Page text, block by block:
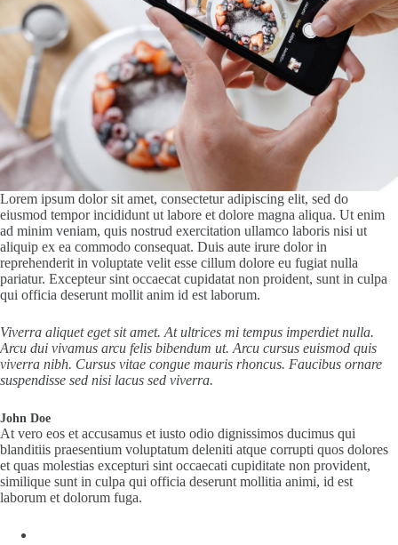
Lorem ipsum dolor sit amet, consectetur adipiscing elit, sed do
eiusmod tempor incididunt ut labore et dolore magna aliqua. Ut enim
ad minim veniam, quis nostrud exercitation ullamco laboris nisi ut
aliquip ex ea commodo consequat. Duis aute irure dolor in
reprehenderit in voluptate velit esse cillum dolore eu fugiat nulla
pariatur. Excepteur sint occaecat cupidatat non proident, sunt in culpa
qui officia deserunt mollit anim id est laborum.
Viverra aliquet eget sit amet. At ultrices mi tempus imperdiet nulla.
Arcu dui vivamus arcu felis bibendum ut. Arcu cursus euismod quis
viverra nibh. Cursus vitae congue mauris rhoncus. Faucibus ornare
suspendisse sed nisi lacus sed viverra.
John Doe
At vero eos et accusamus et iusto odio dignissimos ducimus qui
blanditiis praesentium voluptatum deleniti atque corrupti quos dolores
et quas molestias excepturi sint occaecati cupiditate non provident,
similique sunt in culpa qui officia deserunt mollitia animi, id est
laborum et dolorum fuga.